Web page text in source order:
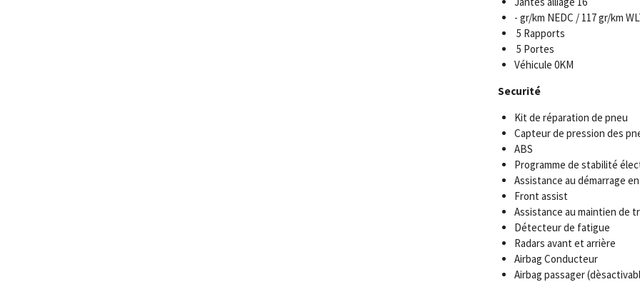
- gr/km NEDC / 117 gr/km
5 Rapports
5 Portes
Véhicule 0KM
Securité
Kit de réparation de pneu
Capteur de pression des
ABS
Programme de stabilité
Assistance au démarrage
Front assist
Assistance au maintien de
Détecteur de fatigue
Radars avant et arrière
Airbag Conducteur
Airbag passager